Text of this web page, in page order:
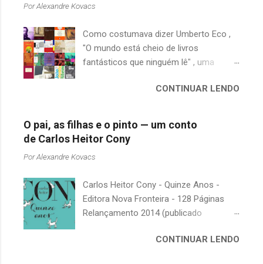
PorAlexandre Kovacs
Como costumava dizer Umberto Eco ,
"O mundo está cheio de livros
fantásticos que ninguém lê" , uma
quando falamos de clássicos da
escritores brasileiros, somos forçados
a uma avaliação burocrática na escola e
acabamos adquirindo uma certa
antipatia a determinado livro ou autor
justamente o contrário. É surpreendente
como uma segunda visita a essas
obras, já em nossa maturidade, pode
escondido, bem ali na nossa estante.
CONTINUAR LENDO
O pai, as filhas e o pinto — um conto
de Carlos Heitor Cony
PorAlexandre Kovacs
Carlos Heitor Cony - Quinze Anos -
Editora Nova Fronteira - 128 Páginas
Relançamento 2014 (publicado
com deliciosos contos sobre a infância
CONTINUAR LENDO